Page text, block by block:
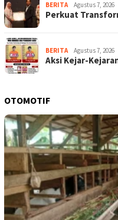
BERITA Agustus 7, 2026
Perkuat
BERITA Agustus 7, 2026
Aksi Kejar-
OTOMOTIF